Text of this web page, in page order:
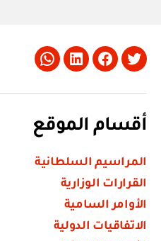
Twitter
Facebook
LinkedIn
Whatsapp
أقسام الموقع
المراسيم السلطانية
القرارات الوزارية
الأوامر السامية
الاتفاقيات الدولية